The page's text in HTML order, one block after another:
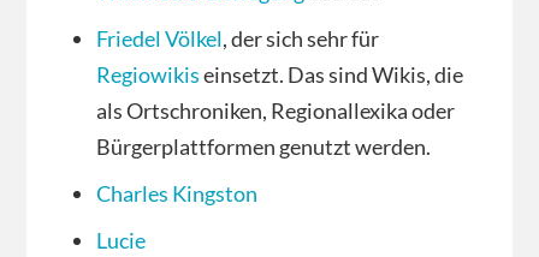
Friedel Völkel, der sich sehr für
Regiowikiseinsetzt. Das sind Wikis, die
als Ortschroniken, Regionallexika oder
Bürgerplattformen genutzt werden.
Charles Kingston
Lucie